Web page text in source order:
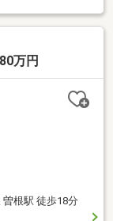
万円
根駅 徒歩18分